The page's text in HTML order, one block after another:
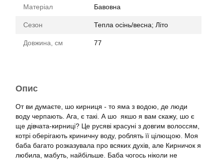
Матеріал Бавовна
Сезон Тепла осінь/весна; Літо
Довжина, см 77
Опис
От ви думаєте, шо кирниця - то яма з водою, де люди
воду черпають. Ага, є такі. А шо якшо я вам скажу, шо є
ще дівчата-кирниці? Це русяві красуні з довгим волоссям,
котрі оберігають криничну воду, роблять її цілющою. Моя
баба багато розказувала про всяких духів, але Кирничок я
любила, мабуть, найбільше. Баба чогось ніколи не